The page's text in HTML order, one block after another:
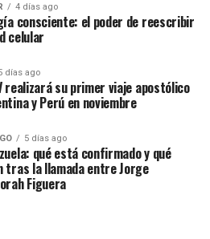
4 días ago
consciente: el poder de reescribir
celular
días ago
realizará su primer viaje apostólico
y Perú en noviembre
5 días ago
qué está confirmado y qué
tras la llamada entre Jorge
Figuera